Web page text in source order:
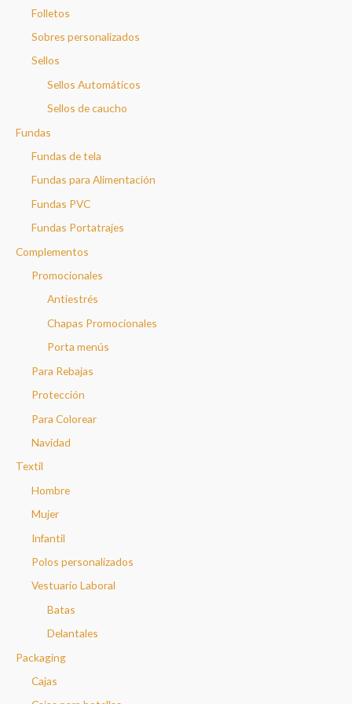
Folletos
Sobres personalizados
Sellos
Sellos Automáticos
Sellos de caucho
Fundas
Fundas de tela
Fundas para Alimentación
Fundas PVC
Fundas Portatrajes
Complementos
Promocionales
Antiestrés
Chapas Promocionales
Porta menús
Para Rebajas
Protección
Para Colorear
Navidad
Textil
Hombre
Mujer
Infantil
Polos personalizados
Vestuario Laboral
Batas
Delantales
Packaging
Cajas